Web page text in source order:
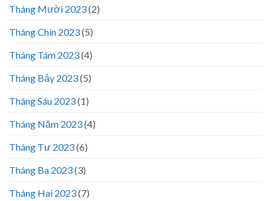
Tháng Mười 2023(2)
Tháng Chín 2023(5)
Tháng Tám 2023(4)
Tháng Bảy 2023(5)
Tháng Sáu 2023(1)
Tháng Năm 2023(4)
Tháng Tư 2023(6)
Tháng Ba 2023(3)
Tháng Hai 2023(7)